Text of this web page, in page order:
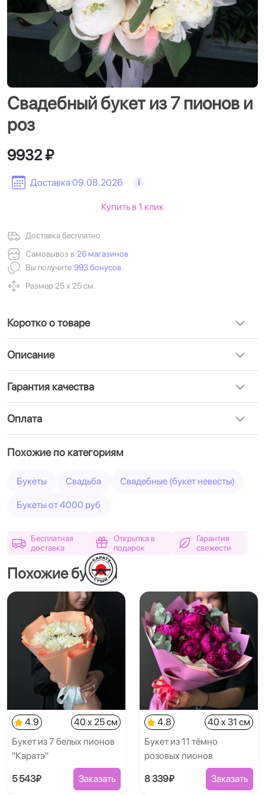
Свадебный букет из 7 пионов и
роз
Доставка 09.08.2026 i
9932 ₽
Доставка бесплатно
Самовывоз в 26 магазинов
Вы получите 993 бонусов
Размер 25 х 25 см.
Купить в 1 клик
Коротко о товаре
Описание
Гарантия качества
Оплата
Похожие по категориям
Букеты Свадьба Свадебные (букет невесты)
Букеты от 4000 руб
Бесплатная
доставка
Открытка в
подарок
Гарантия
свежести
Похожие букеты
4.9
40 x 25 см
Букет из 7 белых пионов
"Каратэ"
5 543₽ Заказать
4.8
40 x 31 см
Букет из 11 тёмно
розовых пионов
8 339₽ Заказать